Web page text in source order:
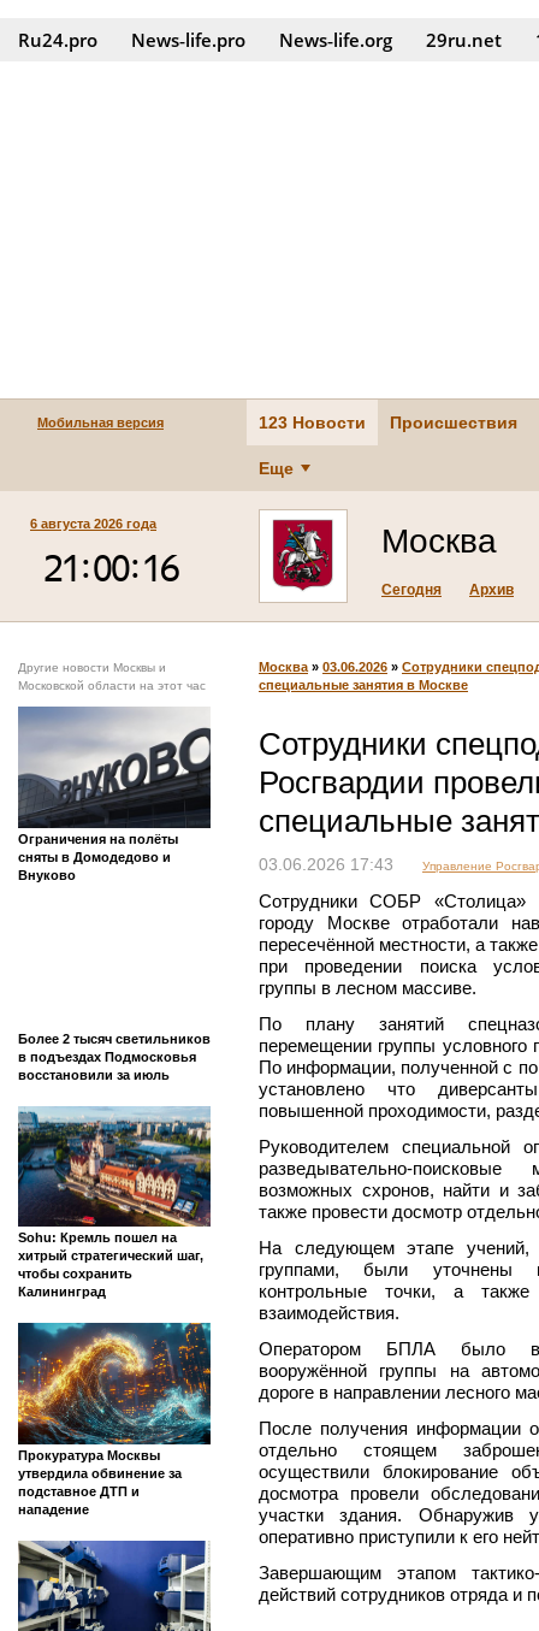
Ru24.pro News‑life.pro News‑life.org 29ru.net
Мобильная версия 123 Новости Происшествия
Еще
6 августа 2026 года Москва
Сегодня Архив
Другие новости Москвы и
Московской области на этот час
Ограничения на полёты
сняты в Домодедово и
Внуково
Более 2 тысяч светильников
в подъездах Подмосковья
восстановили за июль
Sohu: Кремль пошел на
хитрый стратегический шаг,
чтобы сохранить
Калининград
Прокуратура Москвы
утвердила обвинение за
подставное ДТП и
нападение
Москва » 03.06.2026 » Сотрудники
специальные занятия в Москве
Сотрудники
Росгвардии
специальные
03.06.2026 17:43 Управление
Сотрудники СОБР «Столица»
городу Москве отработали
пересечённой местности, а
при проведении поиска
группы в лесном массиве.
По плану занятий
перемещении группы условного
По информации, полученной с
установлено что
повышенной проходимости,
Руководителем специальной
разведывательно-
возможных схронов, найти и
также провести досмотр
На следующем этапе учений,
группами, были уточнены
контрольные точки, а
взаимодействия.
Оператором БПЛА было
вооружённой группы на
дороге в направлении лесного
После получения информации
отдельно стоящем
осуществили блокирование
досмотра провели
участки здания. Обнаружив
оперативно приступили к его
Завершающим этапом
действий сотрудников отряда и